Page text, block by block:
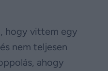
hogy vittem egy
nem teljesen
ahogy